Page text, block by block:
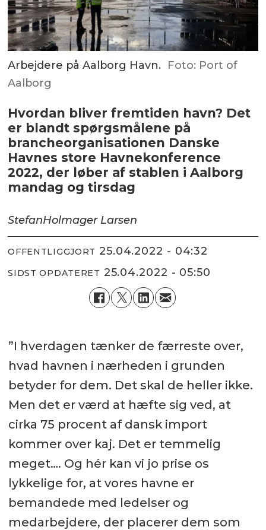
Arbejdere på Aalborg Havn. Foto: Port of
Aalborg
Hvordan bliver fremtiden havn? Det
er blandt spørgsmålene på
brancheorganisationen Danske
Havnes store Havnekonference
2022, der løber af stablen i Aalborg
mandag og tirsdag
StefanHolmager Larsen
OFFENTLIGGJORT 25.04.2022 - 04:32
SIDST OPDATERET 25.04.2022 - 05:50
”I hverdagen tænker de færreste over,
hvad havnen i nærheden i grunden
betyder for dem. Det skal de heller ikke.
Men det er værd at hæfte sig ved, at
cirka 75 procent af dansk import
kommer over kaj. Det er temmelig
meget…. Og hér kan vi jo prise os
lykkelige for, at vores havne er
bemandede med ledelser og
medarbejdere, der placerer dem som